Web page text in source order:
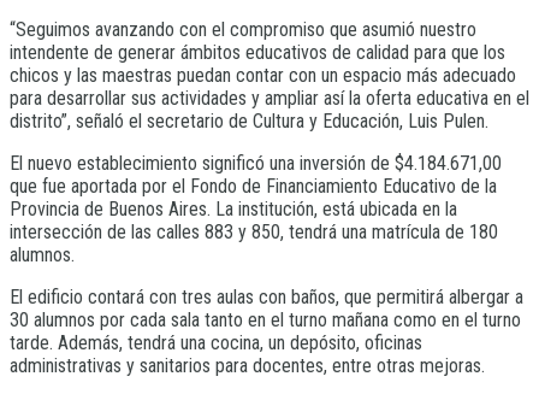
“Seguimos avanzando con el compromiso que asumió nuestro
intendente de generar ámbitos educativos de calidad para que los
chicos y las maestras puedan contar con un espacio más adecuado
para desarrollar sus actividades y ampliar así la oferta educativa en el
distrito”, señaló el secretario de Cultura y Educación, Luis Pulen.
El nuevo establecimiento significó una inversión de $4.184.671,00
que fue aportada por el Fondo de Financiamiento Educativo de la
Provincia de Buenos Aires. La institución, está ubicada en la
intersección de las calles 883 y 850, tendrá una matrícula de 180
alumnos.
El edificio contará con tres aulas con baños, que permitirá albergar a
30 alumnos por cada sala tanto en el turno mañana como en el turno
tarde. Además, tendrá una cocina, un depósito, oficinas
administrativas y sanitarios para docentes, entre otras mejoras.